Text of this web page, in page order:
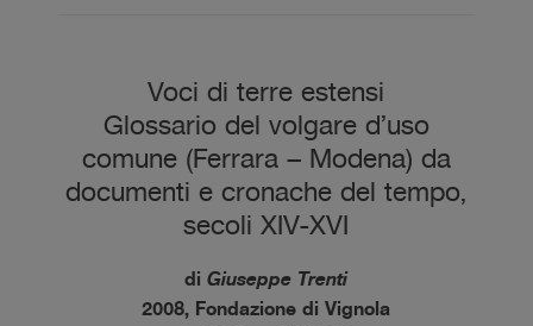
Voci di terre estensi
Glossario del volgare d’uso
comune (Ferrara – Modena) da
documenti e cronache del tempo,
secoli XIV-XVI
diGiuseppe Trenti
2008, Fondazione di Vignola